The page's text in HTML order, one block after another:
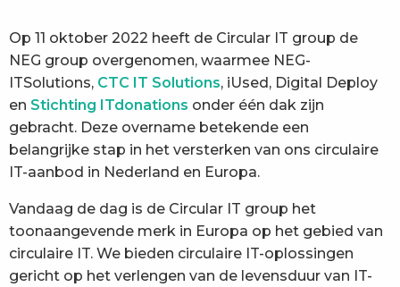
Op 11 oktober 2022 heeft de Circular IT group de
NEG group overgenomen, waarmee NEG-
ITSolutions, CTC IT Solutions, iUsed, Digital Deploy
en Stichting ITdonations onder één dak zijn
gebracht. Deze overname betekende een
belangrijke stap in het versterken van ons circulaire
IT-aanbod in Nederland en Europa.
Vandaag de dag is de Circular IT group het
toonaangevende merk in Europa op het gebied van
circulaire IT. We bieden circulaire IT-oplossingen
gericht op het verlengen van de levensduur van IT-